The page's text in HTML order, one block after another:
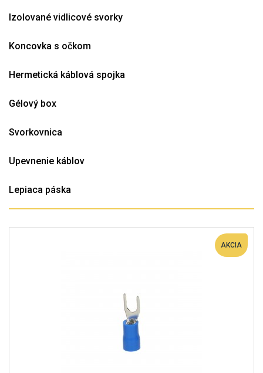
Izolované vidlicové svorky
Koncovka s očkom
Hermetická káblová spojka
Gélový box
Svorkovnica
Upevnenie káblov
Lepiaca páska
AKCIA